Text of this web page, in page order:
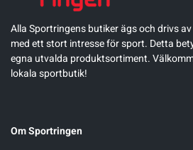
Alla Sportringens butiker ägs och drivs
med ett stort intresse för sport. Detta
egna utvalda produktsortiment.
lokala sportbutik!
Om Sportringen